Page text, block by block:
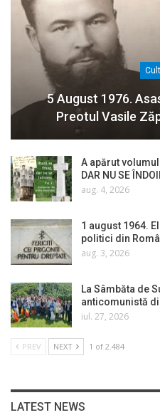
5 August 1976.
Preotul Vasile
A apărut volumul
DAR NU SE
aug. 4, 2026
1 august 1964.
politici din
aug. 3, 2026
La Sâmbăta de
anticomunistă
iul. 27, 2026
PREV NEXT 1 of 2.484
LATEST NEWS